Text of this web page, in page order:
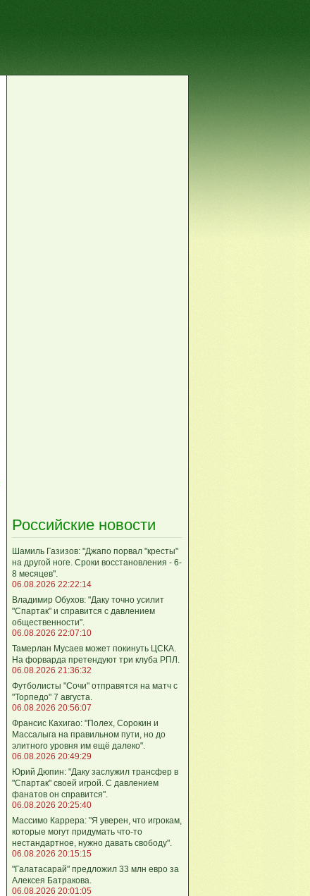
Российские новости
Шамиль Газизов: "Джапо порвал "кресты"
на другой ноге. Сроки восстановления - 6-
8 месяцев".
06.08.2026 22:22:14
Владимир Обухов: "Даку точно усилит
"Спартак" и справится с давлением
общественности".
06.08.2026 22:07:10
Тамерлан Мусаев может покинуть ЦСКА.
На форварда претендуют три клуба РПЛ.
06.08.2026 21:36:32
Футболисты "Сочи" отправятся на матч с
"Торпедо" 7 августа.
06.08.2026 20:56:07
Франсис Кахигао: "Полех, Сорокин и
Массалыга на правильном пути, но до
элитного уровня им ещё далеко".
06.08.2026 20:49:29
Юрий Дюпин: "Даку заслужил трансфер в
"Спартак" своей игрой. С давлением
фанатов он справится".
06.08.2026 20:25:40
Массимо Каррера: "Я уверен, что игрокам,
которые могут придумать что-то
нестандартное, нужно давать свободу".
06.08.2026 20:15:15
"Галатасарай" предложил 33 млн евро за
Алексея Батракова.
06.08.2026 20:01:05